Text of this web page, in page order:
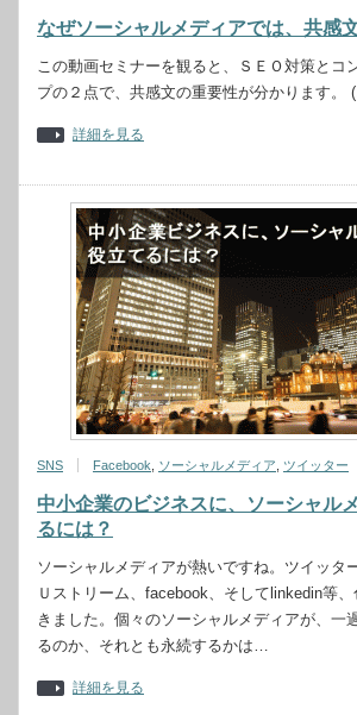
なぜソーシャルメディアでは、共感
この動画セミナーを観ると、ＳＥＯ対策とコ
プの２点で、共感文の重要性が分かります
詳細を見る
SNS Facebook ソーシャルメディア ツイッター
中小企業のビジネスに、ソーシャル
るには？
ソーシャルメディアが熱いですね。ツイッタ
Ｕストリーム、facebook、そしてlinkedin等
きました。個々のソーシャルメディアが、一
るのか、それとも永続するかは…
詳細を見る